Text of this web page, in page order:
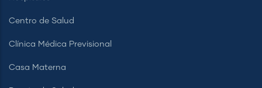
Centro de Salud
Clínica Médica Previsional
Casa Materna